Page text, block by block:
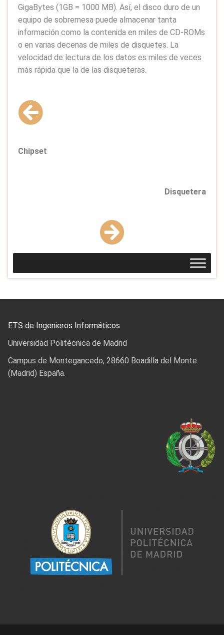
GigaBytes (1GB = 1000 MB). Así, el disco duro de un
equipo de sobremesa puede almacenar tanta
información como la contenida en miles de CD-ROMs
o en varias decenas de miles de disquetes. La
velocidad de lectura de los datos es miles de veces
más rápida que la de las disqueteras.
Chipset
Disquetera
ETS de Ingenieros Informáticos
Universidad Politécnica de Madrid
Campus de Montegancedo, 28660 Boadilla del Monte
(Madrid) España.